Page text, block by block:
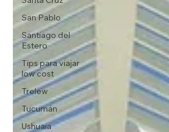
San Pablo
Santiago del
Estero
Tips para viajar
low cost
Trelew
Tucumán
Ushuaia